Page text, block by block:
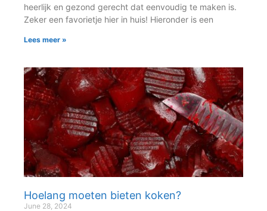
heerlijk en gezond gerecht dat eenvoudig te maken is.
Zeker een favorietje hier in huis! Hieronder is een
Lees meer »
Hoelang moeten bieten koken?
June 28, 2024